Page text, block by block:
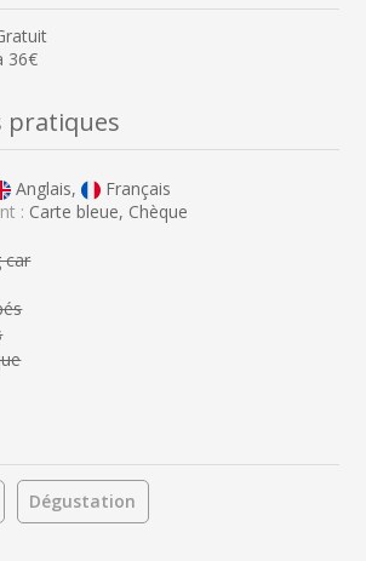
36€
Anglais,
Français
: Carte bleue, Chèque
car
Dégustation